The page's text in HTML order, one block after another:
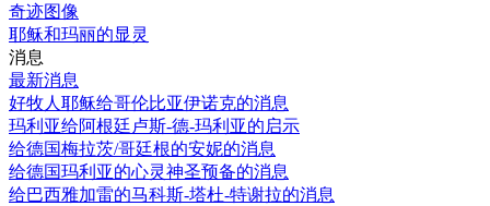
奇迹图像
耶稣和玛丽的显灵
消息
最新消息
好牧人耶稣给哥伦比亚伊诺克的消息
玛利亚给阿根廷卢斯-德-玛利亚的启示
给德国梅拉茨/哥廷根的安妮的消息
给德国玛利亚的心灵神圣预备的消息
给巴西雅加雷的马科斯-塔杜-特谢拉的消息